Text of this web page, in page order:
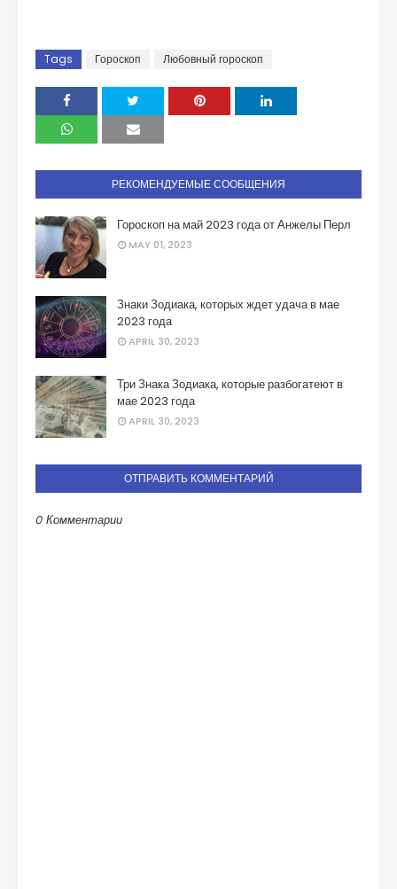
Tags Гороскоп Любовный гороскоп
РЕКОМЕНДУЕМЫЕ СООБЩЕНИЯ
Гороскоп на май 2023 года от Анжелы Перл
MAY 01, 2023
Знаки Зодиака, которых ждет удача в мае
2023 года
APRIL 30, 2023
Три Знака Зодиака, которые разбогатеют в
мае 2023 года
APRIL 30, 2023
ОТПРАВИТЬ КОММЕНТАРИЙ
0 Комментарии